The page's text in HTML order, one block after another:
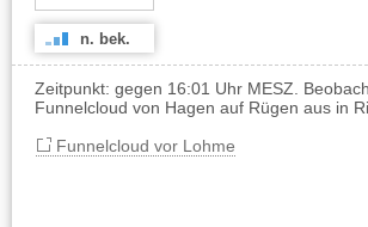
n. bek.
Zeitpunkt: gegen 16:01 Uhr MESZ.
Funnelcloud von Hagen auf Rügen aus in
Funnelcloud vor Lohme